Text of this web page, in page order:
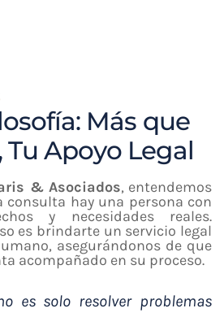
Más que
Apoyo Legal
& Asociados, entendemos
consulta hay una persona con
y necesidades reales.
es brindarte un servicio legal
asegurándonos de que
acompañado en su proceso.
es solo resolver problemas